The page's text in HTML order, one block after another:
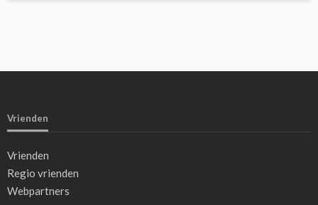
Vrienden
Vrienden
Regio vrienden
Webpartners